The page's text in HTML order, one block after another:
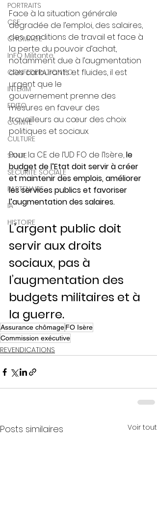
PORTRAITS
CSE
CHOMAGE
InFO Militante
CONFEDERATION FO
INTERIM
EDITO
COMITE
CULTURE
SANTE
SECURITE SOCIALE
PARTENAIRE
IA
HISTOIRE
Face à la situation générale
dégradée de l’emploi, des salaires,
des conditions de travail et face à
la perte du pouvoir d’achat,
notamment due à l’augmentation
des carburants et fluides, il est
urgent que le
gouvernement prenne des
mesures en faveur des
travailleurs au cœur des choix
politiques et sociaux.
Pour la CE de l’UD FO de l’Isère, le
budget de l’Etat doit servir à créer
et maintenir des emplois, améliorer
les services publics et favoriser
l’augmentation des salaires.
L’argent public doit
servir aux droits
sociaux, pas à
l’augmentation des
budgets militaires et à
la guerre.
Assurance chômageFO Isère
Commission exécutive
REVENDICATIONS
Posts similaires Voir tout